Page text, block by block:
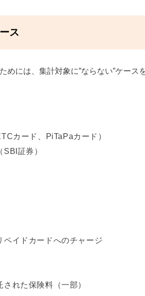
ス
めには、集計対象に”ならない”ケース
カード、PiTaPaカード）
証券）
ペイドカードへのチャージ
れた保険料（一部）